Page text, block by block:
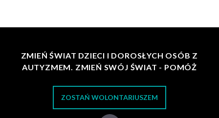
ZMIEŃ ŚWIAT DZIECI I DOROSŁYCH OSÓB Z
AUTYZMEM. ZMIEŃ SWÓJ ŚWIAT - POMÓŻ
ZOSTAŃ WOLONTARIUSZEM